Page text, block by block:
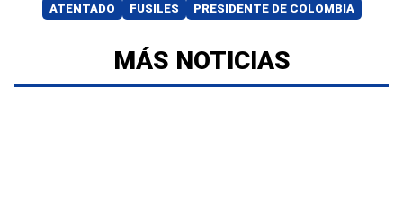
ATENTADO FUSILES PRESIDENTE DE COLOMBIA
MÁS NOTICIAS